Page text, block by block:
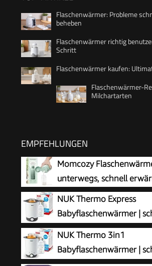
Flaschenwärmer: Probleme
beheben
Flaschenwärmer richtig
Schritt
Flaschenwärmer kaufen:
Flaschenwärmer-
Milchartarten
EMPFEHLUNGEN
Momcozy
unterwegs, schnell
NUK Thermo Express
Babyflaschenwärmer |
Erwärmen von flüssiger
breiförmiger Nahrung in 90
automatische Abschaltung | Korb
NUK Thermo 3in1
Babyflaschenwärmer |